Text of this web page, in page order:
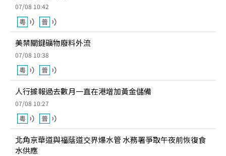
07/08 10:42
美禁關鍵礦物廢料外流
07/08 10:38
人行據報過去數月一直在港增加黃金儲備
07/08 10:27
北角京華道與福蔭道交界爆水管 水務署爭取午夜前恢復食
水供應